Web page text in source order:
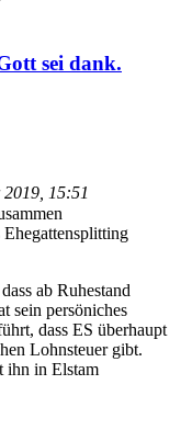
sei dank.
15:51
ab Ruhestand
sein persöniches
dass ES überhaupt
Lohnsteuer gibt.
ihn in Elstam